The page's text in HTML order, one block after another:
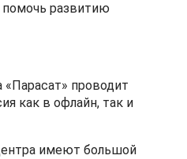
помочь развитию
проводит
как в офлайн, так и
имеют большой